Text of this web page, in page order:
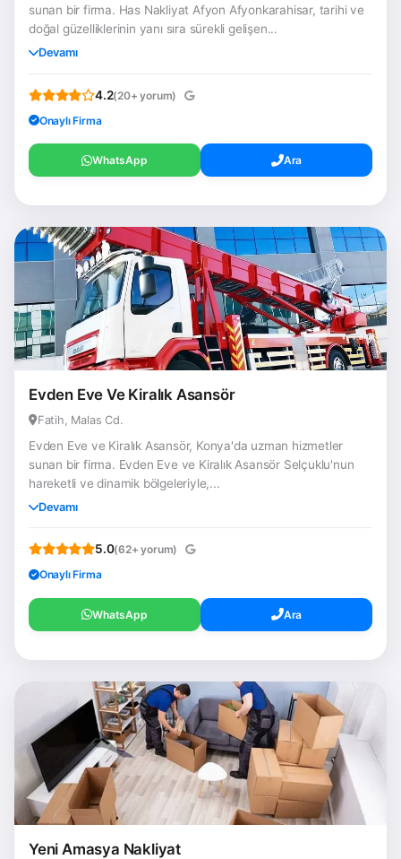
sunan bir firma. Has Nakliyat Afyon Afyonkarahisar, tarihi ve
doğal güzelliklerinin yanı sıra sürekli gelişen...
Devamı
4.2(20+ yorum)
Onaylı Firma
WhatsApp Ara
Evden Eve Ve Kiralık Asansör
Fatih, Malas Cd.
Evden Eve ve Kiralık Asansör, Konya'da uzman hizmetler
sunan bir firma. Evden Eve ve Kiralık Asansör Selçuklu'nun
hareketli ve dinamik bölgeleriyle,...
Devamı
5.0(62+ yorum)
Onaylı Firma
WhatsApp Ara
Yeni Amasya Nakliyat